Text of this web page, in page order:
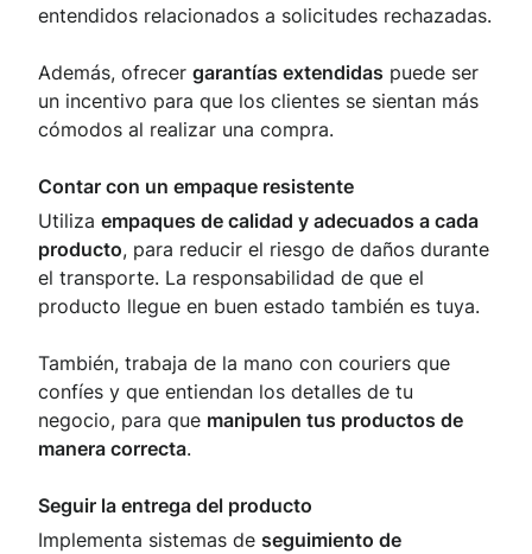
entendidos relacionados a solicitudes rechazadas.
Además, ofrecer garantías extendidas puede ser
un incentivo para que los clientes se sientan más
cómodos al realizar una compra.
Contar con un empaque resistente
Utiliza empaques de calidad y adecuados a cada
producto, para reducir el riesgo de daños durante
el transporte. La responsabilidad de que el
producto llegue en buen estado también es tuya.
También, trabaja de la mano con couriers que
confíes y que entiendan los detalles de tu
negocio, para que manipulen tus productos de
manera correcta.
Seguir la entrega del producto
Implementa sistemas de seguimiento de